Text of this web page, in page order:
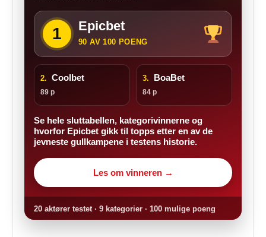
1 Epicbet
90 AV 100 POENG
2. Coolbet
89 p
3. BoaBet
84 p
Se hele sluttabellen, kategorivinnerne og
hvorfor Epicbet gikk til topps etter en av de
jevneste gullkampene i testens historie.
Les om vinneren →
20 aktører testet · 9 kategorier · 100 mulige poeng